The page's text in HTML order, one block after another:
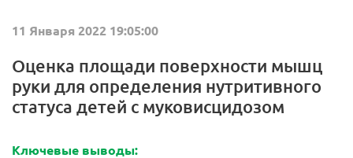
11 Января 2022 19:05:00
Оценка площади поверхности мышц
руки для определения нутритивного
статуса детей с муковисцидозом
Ключевые выводы: